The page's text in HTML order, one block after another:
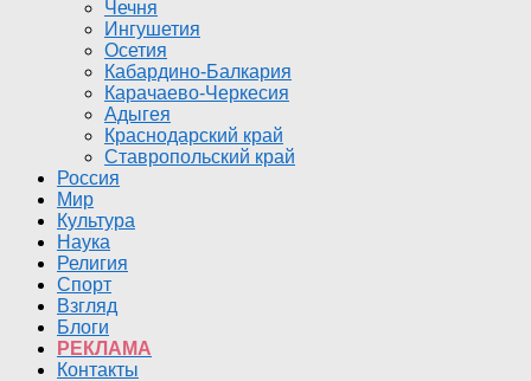
Чечня
Ингушетия
Осетия
Кабардино-Балкария
Карачаево-Черкесия
Адыгея
Краснодарский край
Ставропольский край
Россия
Мир
Культура
Наука
Религия
Спорт
Взгляд
Блоги
РЕКЛАМА
Контакты